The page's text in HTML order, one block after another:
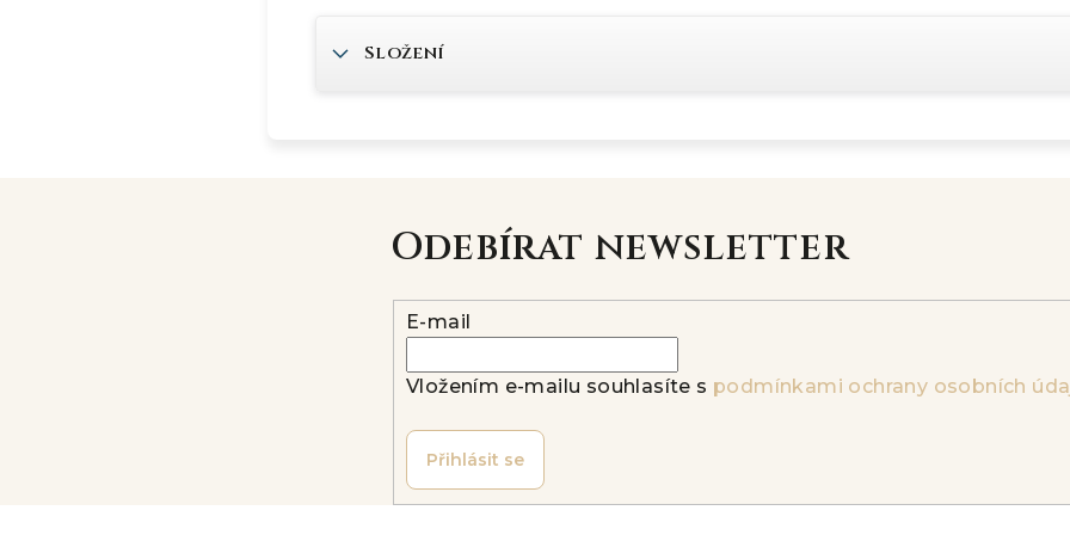
Složení
Odebírat newsletter
E-mail
Vložením e-mailu souhlasíte s podmínkami ochrany osobních
Přihlásit se